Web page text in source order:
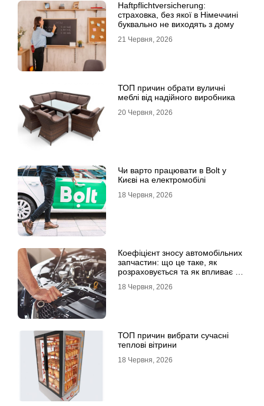
Haftpflichtversicherung:
страховка, без якої в Німеччині
буквально не виходять з дому
21 Червня, 2026
ТОП причин обрати вуличні
меблі від надійного виробника
20 Червня, 2026
Чи варто працювати в Bolt у
Києві на електромобілі
18 Червня, 2026
Коефіцієнт зносу автомобільних
запчастин: що це таке, як
розраховується та як впливає на
18 Червня, 2026
ТОП причин вибрати сучасні
теплові вітрини
18 Червня, 2026